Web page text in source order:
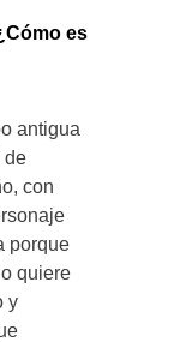
es
antigua
de
con
porque
quiere
y